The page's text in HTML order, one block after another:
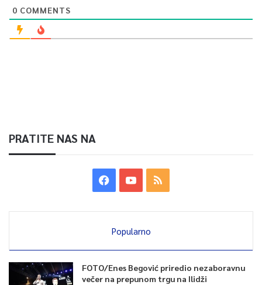
0 COMMENTS
PRATITE NAS NA
Popularno
FOTO/Enes Begović priredio nezaboravnu
večer na prepunom trgu na Ilidži